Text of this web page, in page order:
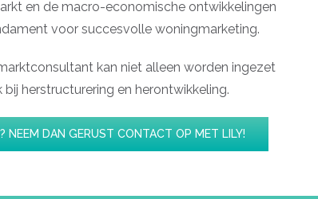
en de macro-economische ontwikkelingen
voor succesvolle woningmarketing.
kan niet alleen worden ingezet
herstructurering en herontwikkeling.
NEEM DAN GERUST CONTACT OP MET LILY!